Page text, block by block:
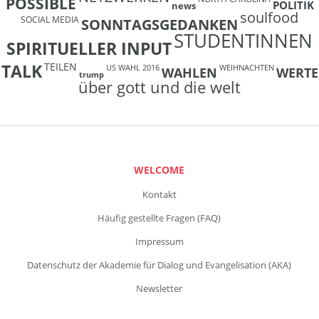
news POLITIK
SOCIAL MEDIA SONNTAGSGEDANKENsoulfood
SPIRITUELLER INPUTSTUDENTINNEN
TALKTEILEN
trump
US WAHL 2016 WAHLEN WEIHNACHTEN WERTE
über gott und die welt
WELCOME
Kontakt
Häufig gestellte Fragen (FAQ)
Impressum
Datenschutz der Akademie für Dialog und Evangelisation (AKA)
Newsletter